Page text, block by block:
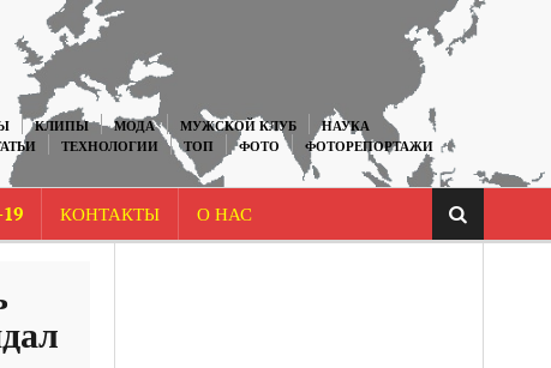
КЛИПЫ МОДА МУЖСКОЙ КЛУБ
НАУКА
ТЕХНОЛОГИИ ТОП ФОТО
ФОТОРЕПОРТАЖИ
КОНТАКТЫ О НАС